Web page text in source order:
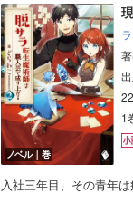
ノベル｜巻
著
1
入社三年目、その青年